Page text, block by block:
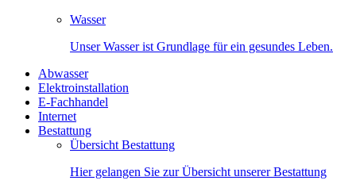
Wasser
Unser Wasser ist Grundlage für ein gesundes Leben.
Abwasser
Elektroinstallation
E-Fachhandel
Internet
Bestattung
Übersicht Bestattung
Hier gelangen Sie zur Übersicht unserer Bestattung